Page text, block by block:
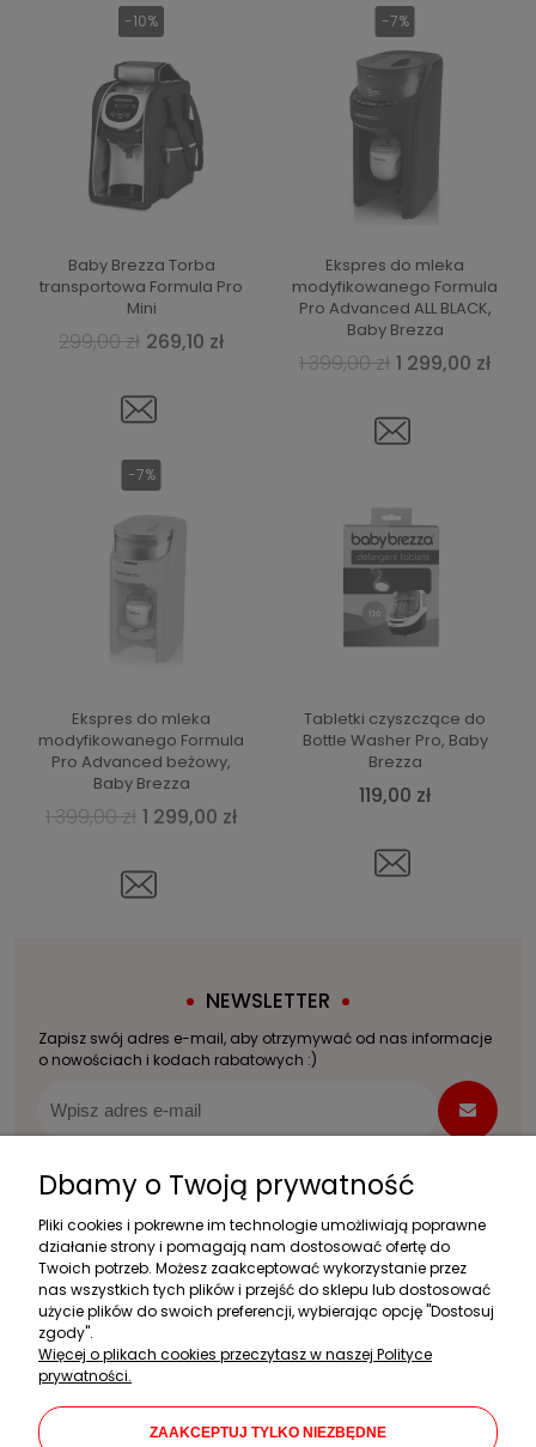
Baby Brezza Torba
transportowa Formula Pro
Mini
299,00 zł 269,10 zł
-10%
Ekspres do mleka
modyfikowanego Formula
Pro Advanced ALL BLACK,
Baby Brezza
1 399,00 zł 1 299,00 zł
-7%
Ekspres do mleka
modyfikowanego Formula
Pro Advanced beżowy,
Baby Brezza
1 399,00 zł 1 299,00 zł
-7%
Tabletki czyszczące do
Bottle Washer Pro, Baby
Brezza
119,00 zł
NEWSLETTER
Zapisz swój adres e-mail, aby otrzymywać od nas informacje
o nowościach i kodach rabatowych :)
Zakupy
Pomoc
Moje konto
Informacje
Dane firmy
Dbamy o Twoją prywatność
Pliki cookies i pokrewne im technologie umożliwiają poprawne
działanie strony i pomagają nam dostosować ofertę do
Twoich potrzeb. Możesz zaakceptować wykorzystanie przez
nas wszystkich tych plików i przejść do sklepu lub dostosować
użycie plików do swoich preferencji, wybierając opcję "Dostosuj
zgody".
Więcej o plikach cookies przeczytasz w naszej Polityce
prywatności.
ZAAKCEPTUJ TYLKO NIEZBĘDNE